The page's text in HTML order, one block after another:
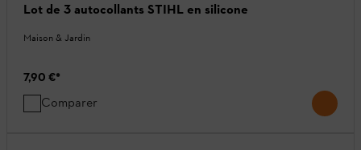
Lot de 3 autocollants STIHL en silicone
Maison & Jardin
7,90 €*
Comparer